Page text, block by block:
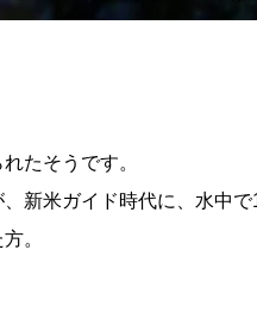
たそうです。
新米ガイド時代に、水中
。